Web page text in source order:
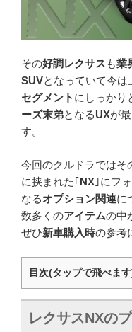
その好調レクサス も業
SUVとなっていて今は
セグメント にしっかり
ーズ末弟となるUXが
す。
今回のクルドラではそ
に挟まれた｢NX ｣にフ
なるオプション関連に
数多くのアイテムの中
ぜひ新車購入時の参考
目次(タップで飛べま
レクサスNXの